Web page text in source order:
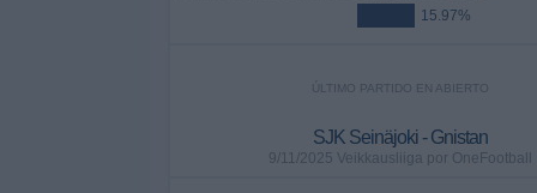
15.97%
ÚLTIMO PARTIDO EN ABIERTO
SJK Seinäjoki - Gnistan
9/11/2025 Veikkausliiga por OneFootball